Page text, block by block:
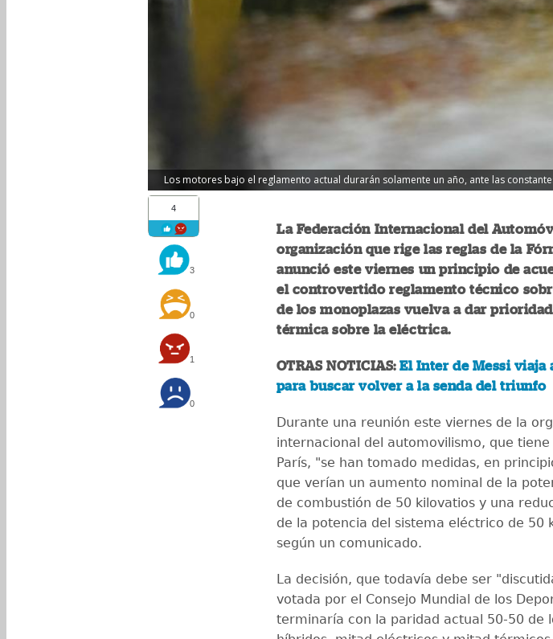
Los motores bajo el reglamento actual durarán solamente un año, ante las
4
3
0
1
0
La Federación Internacional del
organización que rige las reglas de la
anunció este viernes un principio de
el controvertido reglamento técnico
de los monoplazas vuelva a dar
térmica sobre la eléctrica.
OTRAS NOTICIAS:El Inter de Messi viaja
para buscar volver a la senda del triunfo
Durante una reunión este viernes de la
internacional del automovilismo, que tiene
París, "se han tomado medidas, en
que verían un aumento nominal de la
de combustión de 50 kilovatios y una
de la potencia del sistema eléctrico de 50
según un comunicado.
La decisión, que todavía debe ser
votada por el Consejo Mundial de los
terminaría con la paridad actual 50-50 de